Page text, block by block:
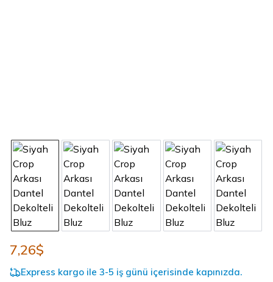
7,26$
Express kargo ile 3-5 iş günü içerisinde kapınızda.